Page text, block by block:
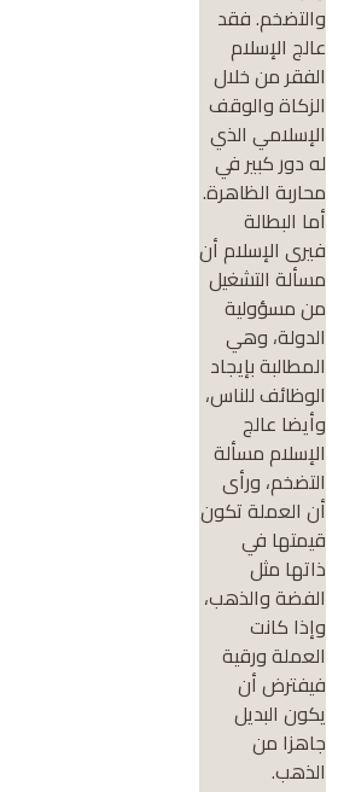
والتضخم. فقد
عالج الإسلام
الفقر من خلال
الزكاة والوقف
الإسلامي الذي
له دور كبير في
محاربة الظاهرة.
أما البطالة
فيرى الإسلام أن
مسألة التشغيل
من مسؤولية
الدولة، وهي
المطالبة بإيجاد
الوظائف للناس،
وأيضا عالج
الإسلام مسألة
التضخم، ورأى
أن العملة تكون
قيمتها في
ذاتها مثل
الفضة والذهب،
وإذا كانت
العملة ورقية
فيفترض أن
يكون البديل
جاهزا من
الذهب.